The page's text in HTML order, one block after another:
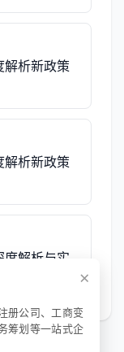
析新政策
析新政策
解析与实
×
册公司、工商变
筹划等一站式企